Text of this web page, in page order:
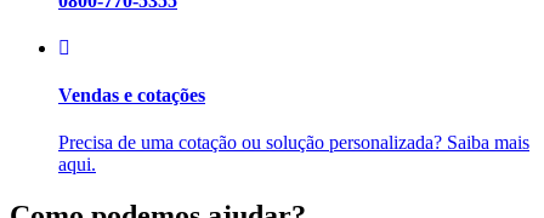
Vendas e cotações
Precisa de uma cotação ou solução personalizada? Saiba mais
aqui.